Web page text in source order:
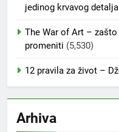
jedinog krvavog detalja
The War of Art –
promeniti (5,530)
12 pravila za život –
Arhiva